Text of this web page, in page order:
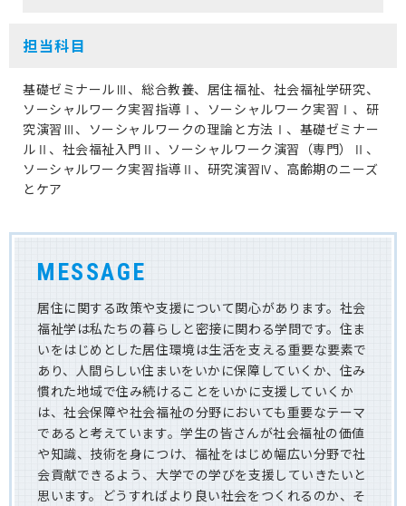
担当科目
基礎ゼミナールⅢ、総合教養、居住福祉、社会福祉学研究、
ソーシャルワーク実習指導Ⅰ、ソーシャルワーク実習Ⅰ、研
究演習Ⅲ、ソーシャルワークの理論と方法Ⅰ、基礎ゼミナー
ルⅡ、社会福祉入門Ⅱ、ソーシャルワーク演習（専門）Ⅱ、
ソーシャルワーク実習指導Ⅱ、研究演習Ⅳ、高齢期のニーズ
とケア
MESSAGE
居住に関する政策や支援について関心があります。社会
福祉学は私たちの暮らしと密接に関わる学問です。住ま
いをはじめとした居住環境は生活を支える重要な要素で
あり、人間らしい住まいをいかに保障していくか、住み
慣れた地域で住み続けることをいかに支援していくか
は、社会保障や社会福祉の分野においても重要なテーマ
であると考えています。学生の皆さんが社会福祉の価値
や知識、技術を身につけ、福祉をはじめ幅広い分野で社
会貢献できるよう、大学での学びを支援していきたいと
思います。どうすればより良い社会をつくれるのか、そ